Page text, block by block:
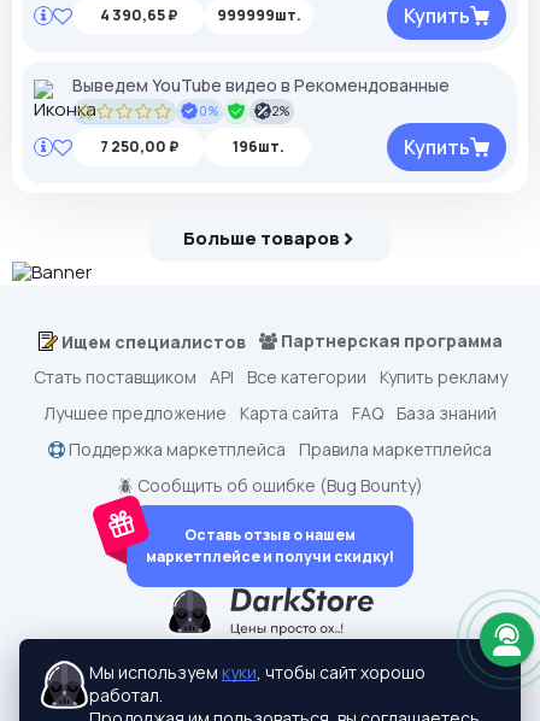
4 390,65 ₽ 999999шт. Купить
Выведем YouTube видео в Рекомендованные
0% 2%
7 250,00 ₽ 196шт. Купить
Больше товаров
dark.shopping - Маркетплейс аккаунтов
2015-2026 © dark.shopping
Актуальные адреса:
Ищем специалистов
Партнерская программа
Стать поставщиком
API Все категории
Купить рекламу
Лучшее предложение
Карта сайта FAQ
База знаний
Поддержка маркетплейса
Правила маркетплейса
🪲 Сообщить об ошибке (Bug Bounty)
Оставь отзыв о нашем
маркетплейсе и получи скидку!
Мы используем куки, чтобы сайт хорошо
работал.